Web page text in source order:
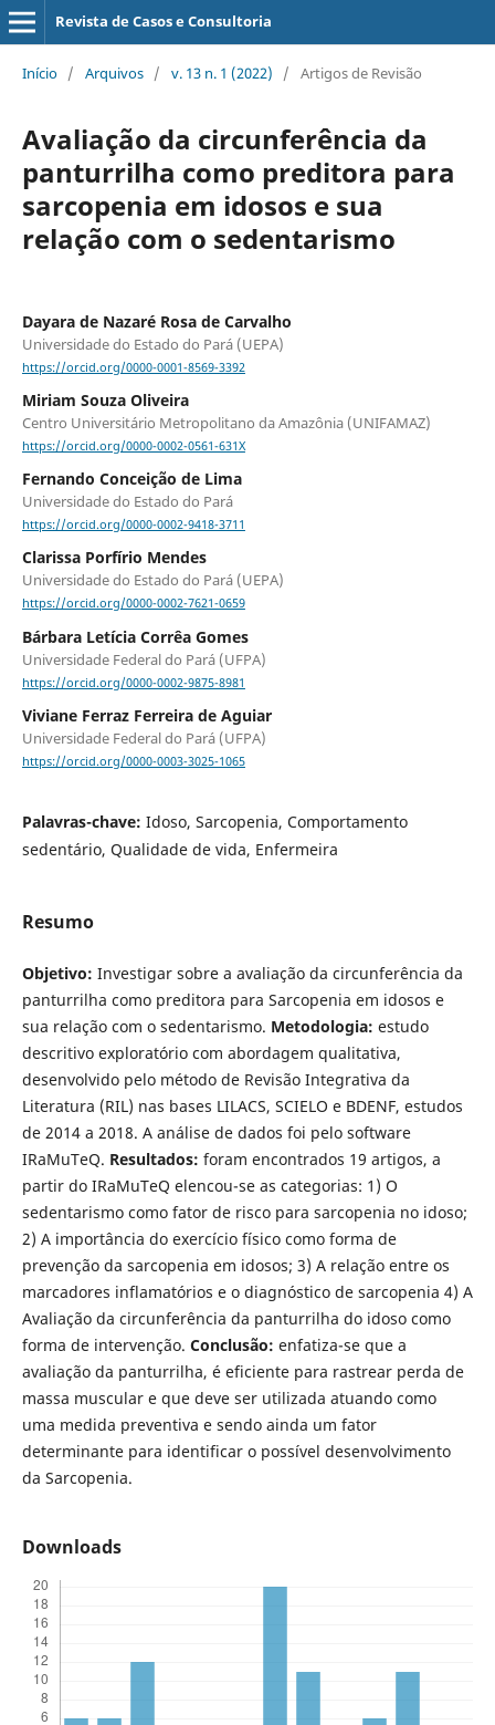
Revista de Casos e Consultoria
Início / Arquivos / v. 13 n. 1 (2022) / Artigos de Revisão
Avaliação da circunferência da
panturrilha como preditora para
sarcopenia em idosos e sua
relação com o sedentarismo
Dayara de Nazaré Rosa de Carvalho
Universidade do Estado do Pará (UEPA)
https://orcid.org/0000-0001-8569-3392
Miriam Souza Oliveira
Centro Universitário Metropolitano da Amazônia (UNIFAMAZ)
https://orcid.org/0000-0002-0561-631X
Fernando Conceição de Lima
Universidade do Estado do Pará
https://orcid.org/0000-0002-9418-3711
Clarissa Porfírio Mendes
Universidade do Estado do Pará (UEPA)
https://orcid.org/0000-0002-7621-0659
Bárbara Letícia Corrêa Gomes
Universidade Federal do Pará (UFPA)
https://orcid.org/0000-0002-9875-8981
Viviane Ferraz Ferreira de Aguiar
Universidade Federal do Pará (UFPA)
https://orcid.org/0000-0003-3025-1065
Palavras-chave: Idoso, Sarcopenia, Comportamento
sedentário, Qualidade de vida, Enfermeira
Resumo
Objetivo: Investigar sobre a avaliação da circunferência da
panturrilha como preditora para Sarcopenia em idosos e
sua relação com o sedentarismo. Metodologia: estudo
descritivo exploratório com abordagem qualitativa,
desenvolvido pelo método de Revisão Integrativa da
Literatura (RIL) nas bases LILACS, SCIELO e BDENF, estudos
de 2014 a 2018. A análise de dados foi pelo software
IRaMuTeQ. Resultados: foram encontrados 19 artigos, a
partir do IRaMuTeQ elencou-se as categorias: 1) O
sedentarismo como fator de risco para sarcopenia no idoso;
2) A importância do exercício físico como forma de
prevenção da sarcopenia em idosos; 3) A relação entre os
marcadores inflamatórios e o diagnóstico de sarcopenia 4) A
Avaliação da circunferência da panturrilha do idoso como
forma de intervenção. Conclusão: enfatiza-se que a
avaliação da panturrilha, é eficiente para rastrear perda de
massa muscular e que deve ser utilizada atuando como
uma medida preventiva e sendo ainda um fator
determinante para identificar o possível desenvolvimento
da Sarcopenia.
Downloads